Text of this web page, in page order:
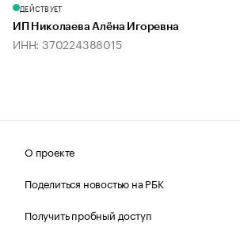
ДЕЙСТВУЕТ
ИП Николаева Алёна Игоревна
ИНН: 370224388015
О проекте
Поделиться новостью на РБК
Получить пробный доступ